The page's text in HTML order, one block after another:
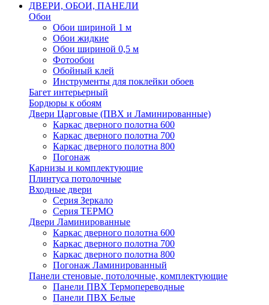
ДВЕРИ, ОБОИ, ПАНЕЛИ
Обои
Обои шириной 1 м
Обои жидкие
Обои шириной 0,5 м
Фотообои
Обойный клей
Инструменты для поклейки обоев
Багет интерьерный
Бордюры к обоям
Двери Царговые (ПВХ и Ламинированные)
Каркас дверного полотна 600
Каркас дверного полотна 700
Каркас дверного полотна 800
Погонаж
Карнизы и комплектующие
Плинтуса потолочные
Входные двери
Серия Зеркало
Серия ТЕРМО
Двери Ламинированные
Каркас дверного полотна 600
Каркас дверного полотна 700
Каркас дверного полотна 800
Погонаж Ламинированный
Панели стеновые, потолочные, комплектующие
Панели ПВХ Термопереводные
Панели ПВХ Белые